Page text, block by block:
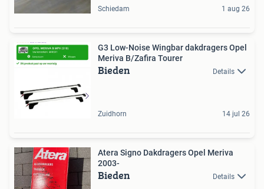
Schiedam 1 aug 26
G3 Low-Noise Wingbar dakdragers Opel
Meriva B/Zafira Tourer
Bieden Details
Zuidhorn 14 jul 26
Atera Signo Dakdragers Opel Meriva
2003-
Bieden Details